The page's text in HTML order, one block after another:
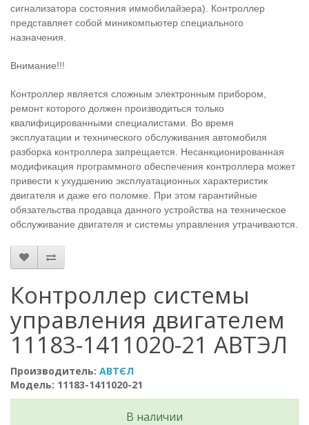
сигнализатора состояния иммобилайзера). Контроллер
представляет собой миникомпьютер специального
назначения.
Внимание!!!
Контроллер является сложным электронным прибором,
ремонт которого должен производиться только
квалифицированными специалистами. Во время
эксплуатации и технического обслуживания автомобиля
разборка контроллера запрещается. Несанкционированная
модификация программного обеспечения контроллера может
привести к ухудшению эксплуатационных характеристик
двигателя и даже его поломке. При этом гарантийные
обязательства продавца данного устройства на техническое
обслуживание двигателя и системы управления утрачиваются.
Контроллер системы
управления двигателем
11183-1411020-21 АВТЭЛ
Производитель: АВТЄЛ
Модель: 11183-1411020-21
В наличии